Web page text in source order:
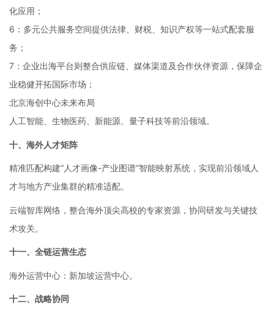
化应用；
6：多元公共服务空间提供法律、财税、知识产权等一站式配套服
务；
7：企业出海平台则整合供应链、媒体渠道及合作伙伴资源，保障企
业稳健开拓国际市场；
北京海创中心未来布局
人工智能、生物医药、新能源、量子科技等前沿领域。
十、海外人才矩阵
精准匹配构建“人才画像-产业图谱”智能映射系统，实现前沿领域人
才与地方产业集群的精准适配。
云端智库网络，整合海外顶尖高校的专家资源，协同研发与关键技
术攻关。
十一、全链运营生态
海外运营中心：新加坡运营中心。
十二、战略协同